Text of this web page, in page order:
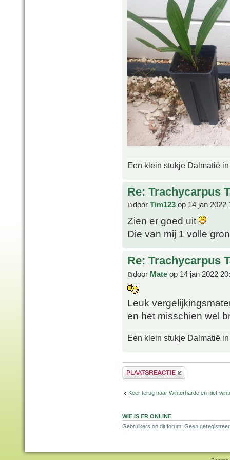
Een klein stukje Dalmatië
Re: Trachycarpus
door Tim123 op 14 jan 2022
Zien er goed uit
Die van mij 1 volle
Re: Trachycarpus
door Mate op 14 jan 2022
Leuk
en het misschien wel
Een klein stukje Dalmatië
Plaats een reactie
Keer terug naar Winterharde en niet-
WIE IS ER ONLINE
Gebruikers op dit forum: Geen